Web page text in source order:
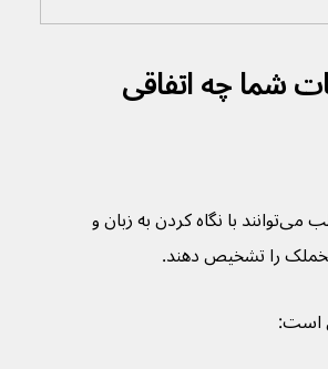
شما چه اتفاقی
پزشکان عمومی اغلب می‌توانند با نگاه کردن به زبان و
است: